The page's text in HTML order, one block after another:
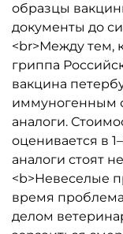
образцы
документы до
<br>Между тем,
гриппа
вакцина
иммуногенным
аналоги.
оценивается в
аналоги стоят
<b>Невеселые
время проблема
делом